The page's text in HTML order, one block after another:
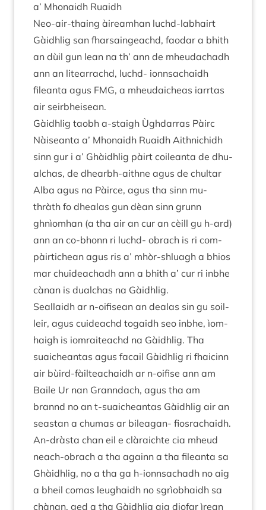
a’ Mhon­aidh Ruaidh
Neo-air-thaing àire­am­han luchd-labhairt
Gàidh­lig san fhar­saingeachd, faodar a bhith
an dùil gun lean na th’ ann de mheu­dachadh
ann an lite­arrachd, luchd- ionnsa­chaidh
fileanta agus FMG, a mheudaicheas iar­rtas
air seirbheisean.
Gàidh­lig taobh a‑staigh Ùgh­dar­ras Pàirc
Nàiseanta a’ Mhon­aidh Ruaidh Aith­nichidh
sinn gur i a’ Ghàidh­lig pàirt coileanta de dhu­
al­chas, de dhearbh-aithne agus de chul­tar
Alba agus na Pàirce, agus tha sinn mu-
thràth fo dhealas gun dèan sinn grunn
ghnìom­han (a tha air an cur an cèill gu h‑ard)
ann an co-bhonn ri luchd- obrach is ri com-
pàir­tichean agus ris a’ mhòr-shluagh a bhios
mar chuideachadh ann a bhith a’ cur ri inbhe
càn­an is dual­chas na Gàidhlig.
Seal­laidh ar n‑oifisean an dealas sin gu soil­
leir, agus cuideachd togaidh seo inbhe, ìom­
haigh is iom­raiteachd na Gàidh­lig. Tha
suaicheantas agus facail Gàidh­lig ri fha­icinn
air bùird-fàil­tea­chaidh ar n‑oifise ann am
Baile Ur nan Granndach, agus tha am
brannd no an t‑suaicheantas Gàidh­lig air an
sea­stan a chu­mas ar bileagan- fiosrachaidh.
An-dràsta chan eil e clàraichte cia mheud
neach-obrach a tha againn a tha fileanta sa
Ghàidh­lig, no a tha ga h‑ionnsachadh no aig
a bheil comas leug­haidh no sgrìobhaidh sa
chàn­an, ged a tha Gàidh­lig aig dio­far ìrean